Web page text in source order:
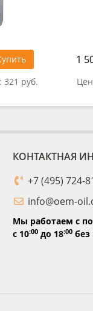
321 руб.
1
КОНТАКТНАЯ
+7 (495) 724-
info@oem-
Мы работаем с
с 10:00до 18:00без